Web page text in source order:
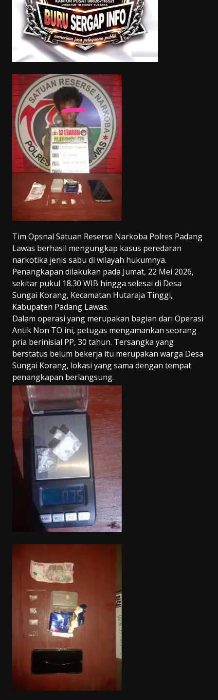
Tim Opsnal Satuan Reserse Narkoba Polres Padang
Lawas berhasil mengungkap kasus peredaran
narkotika jenis sabu di wilayah hukumnya.
Penangkapan dilakukan pada Jumat, 22 Mei 2026,
sekitar pukul 18.30 WIB hingga selesai di Desa
Sungai Korang, Kecamatan Hutaraja Tinggi,
Kabupaten Padang Lawas.
Dalam operasi yang merupakan bagian dari Operasi
Antik Non TO ini, petugas mengamankan seorang
pria berinisial PP, 30 tahun. Tersangka yang
berstatus belum bekerja itu merupakan warga Desa
Sungai Korang, lokasi yang sama dengan tempat
penangkapan berlangsung.